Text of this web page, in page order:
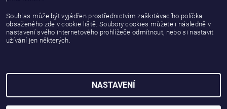
2026 © gattanera.com, všechna práva vyhrazena
Souhlas může být vyjádřen prostřednictvím zaškrtávacího políčka
obsaženého zde v cookie liště. Soubory cookies můžete i následně v
nastavení svého internetového prohlížeče odmítnout, nebo si nastavit
užívání jen některých.
NASTAVENÍ